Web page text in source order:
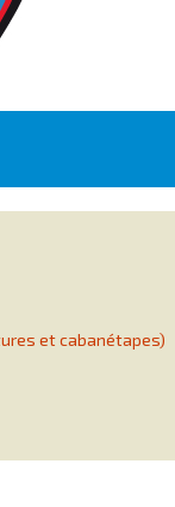
et cabanétapes)